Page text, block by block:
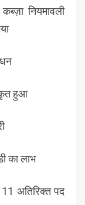
नियमावली
हुआ
का लाभ
11 अतिरिक्त पद